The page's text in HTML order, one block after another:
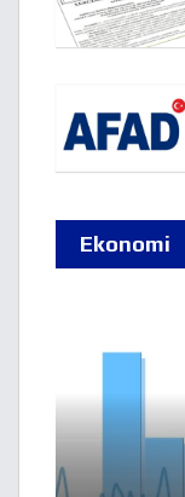
Ekonomi